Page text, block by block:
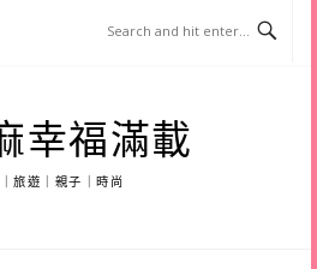
幸福滿載
旅遊｜親子｜時尚